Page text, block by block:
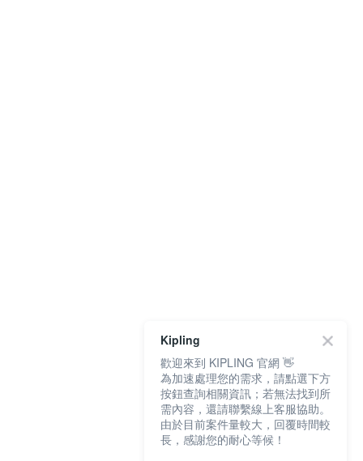
Kipling
歡迎來到 KIPLING 官網 👋
為加速處理您的需求，請點選下方
按鈕查詢相關資訊；若無法找到所
需內容，還請聯繫線上客服協助。
由於目前案件量較大，回覆時間較
長，感謝您的耐心等候！